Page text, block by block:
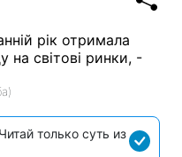
только суть из